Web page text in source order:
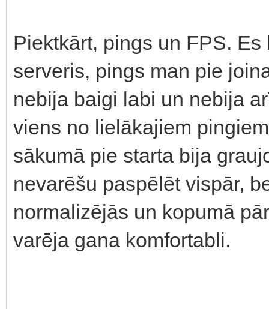
Piektkārt, pings un FPS.
serveris, pings man pie
nebija baigi labi un nebija
viens no lielākajiem
sākumā pie starta bija
nevarēšu paspēlēt vispār,
normalizējās un kopumā
varēja gana komfortabli.